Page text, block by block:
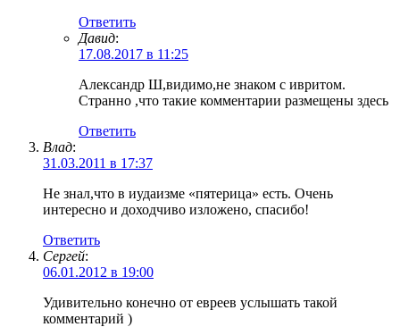
Ответить
Давид:
17.08.2017 в 11:25
Александр Ш,видимо,не знаком с ивритом.
Странно ,что такие комментарии размещены здесь
Ответить
Влад:
31.03.2011 в 17:37
Не знал,что в иудаизме «пятерица» есть. Очень
интересно и доходчиво изложено, спасибо!
Ответить
Сергей:
06.01.2012 в 19:00
Удивительно конечно от евреев услышать такой
комментарий )